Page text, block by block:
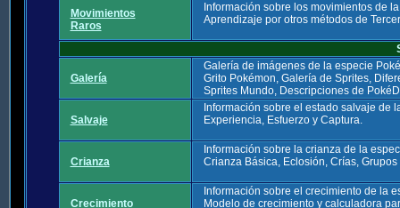
Movimientos
Raros
Información sobre los movimientos de
Aprendizaje por otros métodos de
Galería
Galería de imágenes de la especie
Grito Pokémon, Galería de Sprites,
Sprites Mundo, Descripciones de
Salvaje
Información sobre el estado salvaje de
Experiencia, Esfuerzo y Captura.
Crianza
Información sobre la crianza de la
Crianza Básica, Eclosión, Crías, Grupos
Crecimiento
Información sobre el crecimiento de la
Modelo de crecimiento y calculadora